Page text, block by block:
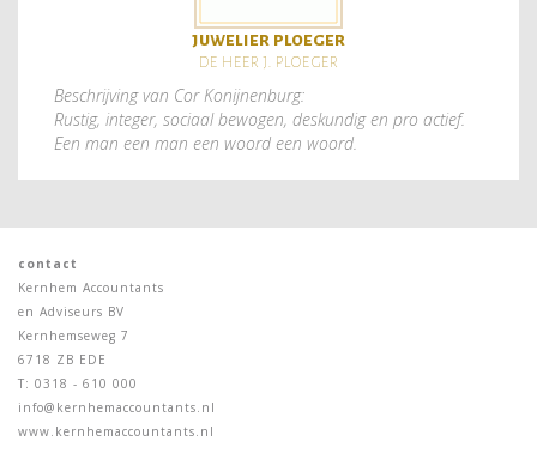
juwelier ploeger
de heer j. ploeger
Beschrijving van Cor Konijnenburg:
Rustig, integer, sociaal bewogen, deskundig en pro actief.
Een man een man een woord een woord.
contact
Kernhem Accountants
en Adviseurs BV
Kernhemseweg 7
6718 ZB EDE
T: 0318 - 610 000
info@kernhemaccountants.nl
www.kernhemaccountants.nl